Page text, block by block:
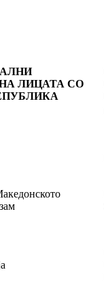
ЛИЦАТА СО